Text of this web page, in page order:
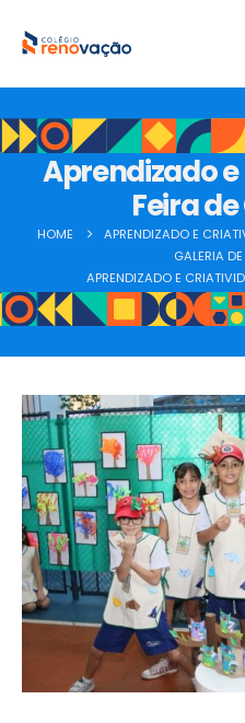
Aprendizado
Feira
HOME
APRENDIZADO E
GALERIA
APRENDIZADO E